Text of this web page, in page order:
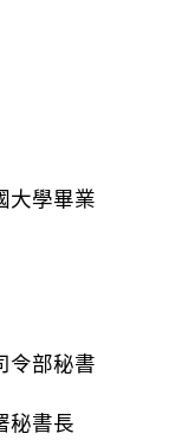
大學畢業
令部秘書
秘書長